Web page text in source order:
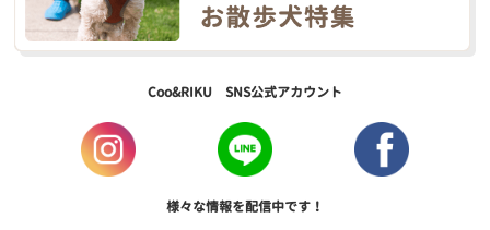
Coo&RIKU SNS公式アカウント
様々な情報を配信中です！